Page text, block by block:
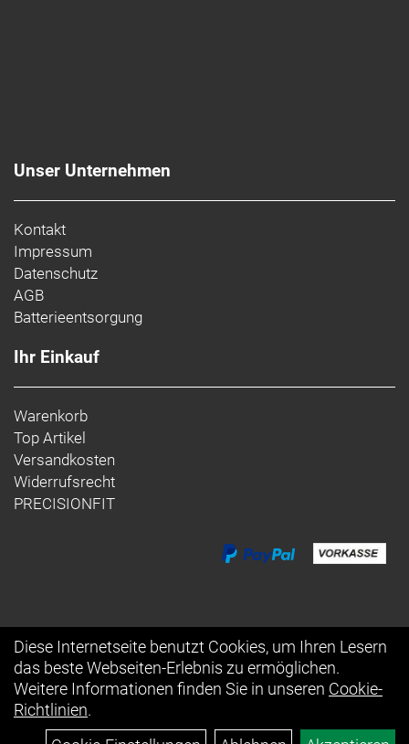
Unser Unternehmen
Kontakt
Impressum
Datenschutz
AGB
Batterieentsorgung
Ihr Einkauf
Warenkorb
Top Artikel
Versandkosten
Widerrufsrecht
PRECISIONFIT
Diese Internetseite benutzt Cookies, um Ihren Lesern
das beste Webseiten-Erlebnis zu ermöglichen.
Weitere Informationen finden Sie in unseren Cookie-
Richtlinien.
Auftrag widerrufen